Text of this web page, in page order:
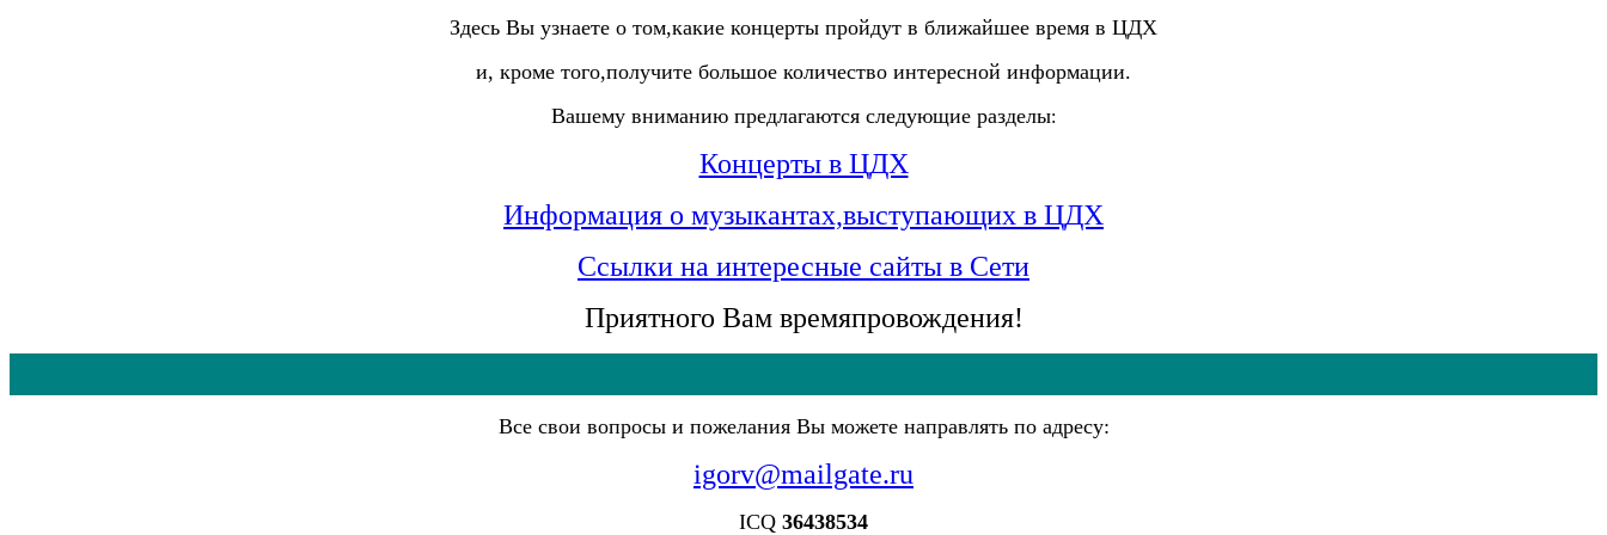
Здесь Вы узнаете о том,какие концерты пройдут в ближайшее время в ЦДХ
и, кроме того,получите большое количество интересной информации.
Вашему вниманию предлагаются следующие разделы:
Концерты в ЦДХ
Информация о музыкантах,выступающих в ЦДХ
Ссылки на интересные сайты в Сети
Приятного Вам времяпровождения!
Все свои вопросы и пожелания Вы можете направлять по адресу:
igorv@mailgate.ru
ICQ 36438534